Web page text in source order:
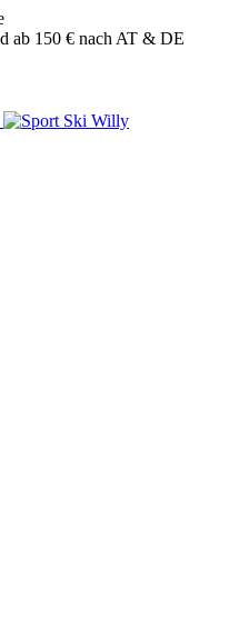
ab 150 € nach AT & DE